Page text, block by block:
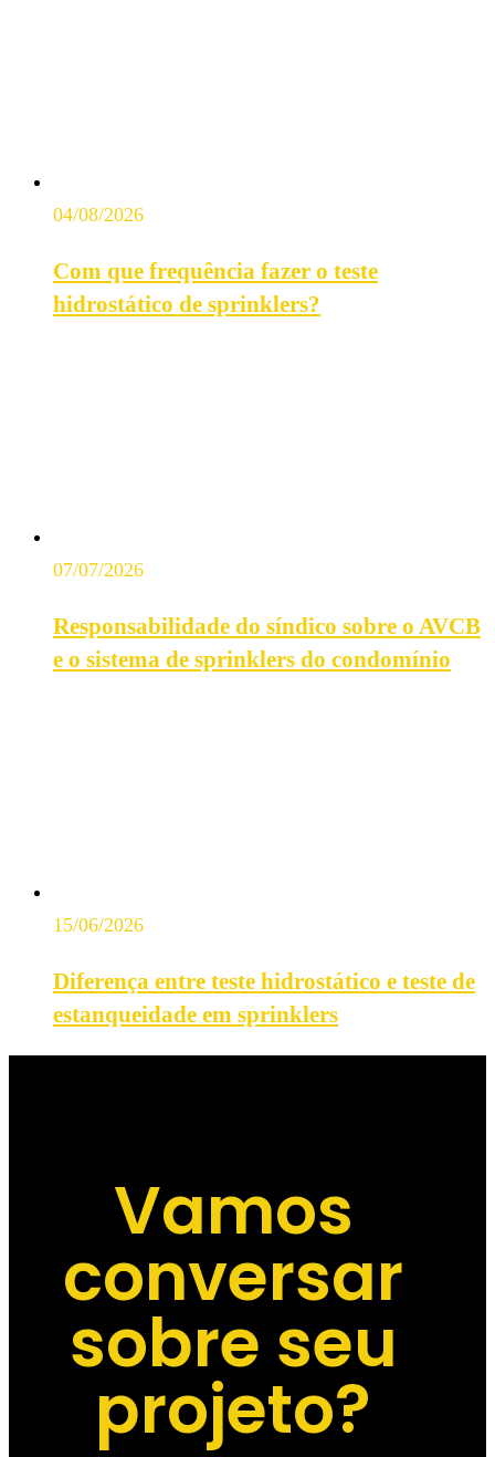
04/08/2026
Com que frequência fazer o teste
hidrostático de sprinklers?
07/07/2026
Responsabilidade do síndico sobre o AVCB
e o sistema de sprinklers do condomínio
15/06/2026
Diferença entre teste hidrostático e teste de
estanqueidade em sprinklers
Vamos
conversar
sobre seu
projeto?